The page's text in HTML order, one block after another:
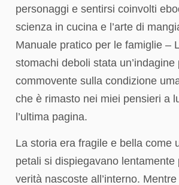
personaggi e sentirsi coinvolti
scienza in cucina e l’arte di
Manuale pratico per le famiglie –
stomachi deboli stata
commovente sulla condizione
che è rimasto nei miei pensieri a
l’ultima pagina.
La storia era fragile e bella come
petali si dispiegavano lentamente
verità nascoste all’interno.